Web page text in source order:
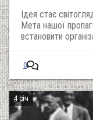
Ідея стає
Мета нашої
встановити
0
4 січ